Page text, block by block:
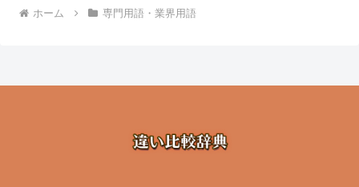
ホーム 専門用語・業界用語